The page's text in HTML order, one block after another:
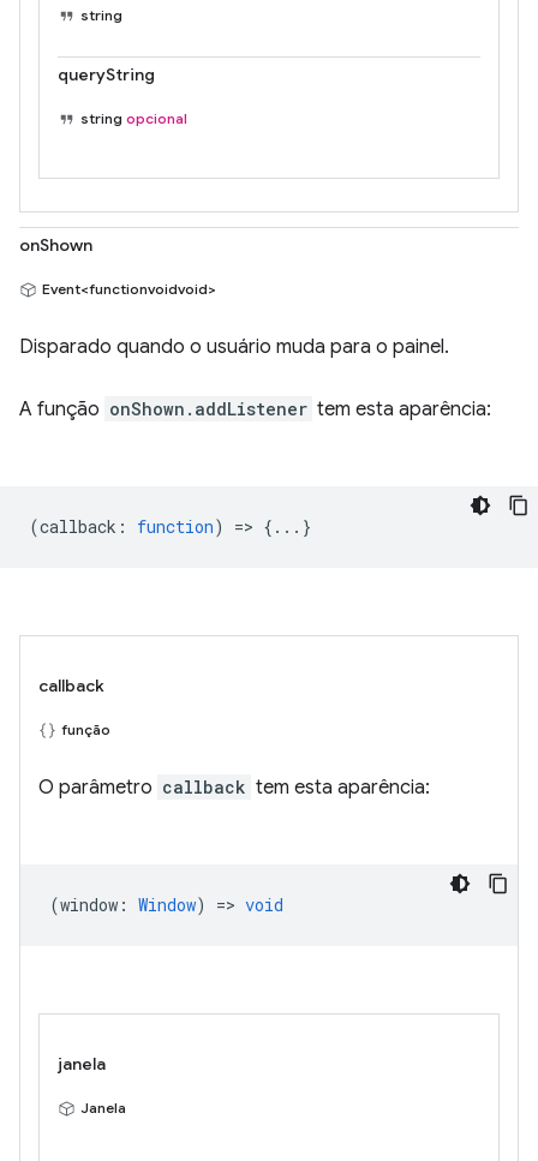
string
queryString
string opcional
onShown
Event<functionvoidvoid>
Disparado quando o usuário muda para o painel.
A função onShown.addListener tem esta aparência:
(callback : function) => {...}
callback
função
O parâmetro callback tem esta aparência:
(window : Window) => void
janela
Janela